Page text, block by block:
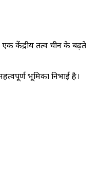
एक केंद्रीय तत्व चीन के बढ़ते
भूमिका निभाई है।